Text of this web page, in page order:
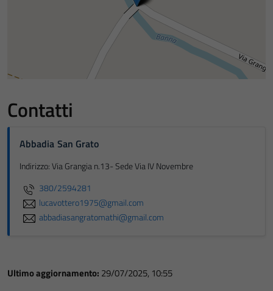
Contatti
Abbadia San Grato
Indirizzo: Via Grangia n.13- Sede Via IV Novembre
380/2594281
lucavottero1975@gmail.com
abbadiasangratomathi@gmail.com
Ultimo aggiornamento: 29/07/2025, 10:55